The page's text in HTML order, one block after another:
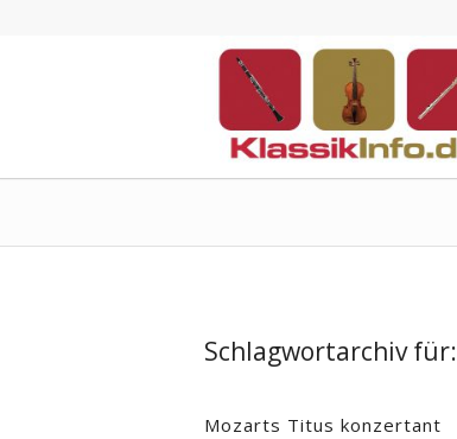
Schlagwortarchiv für:
Mozarts Titus konzertant